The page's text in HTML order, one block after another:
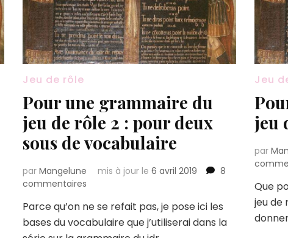
Jeu de rôle
Pour une grammaire du
jeu de rôle 2 : pour deux
sous de vocabulaire
par Mangelune mis à jour le 6 avril 2019
8
commentairessur
une
grammaire
du
Parce qu’on ne se refait pas, je pose ici les
bases du vocabulaire que j’utiliserai dans la
Jeu
jeu
par
Que
jeu de